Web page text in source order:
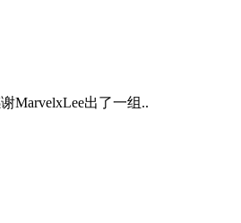
MarvelxLee出了一组..